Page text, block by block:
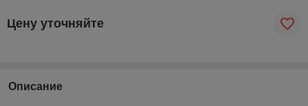
Цену уточняйте
Описание